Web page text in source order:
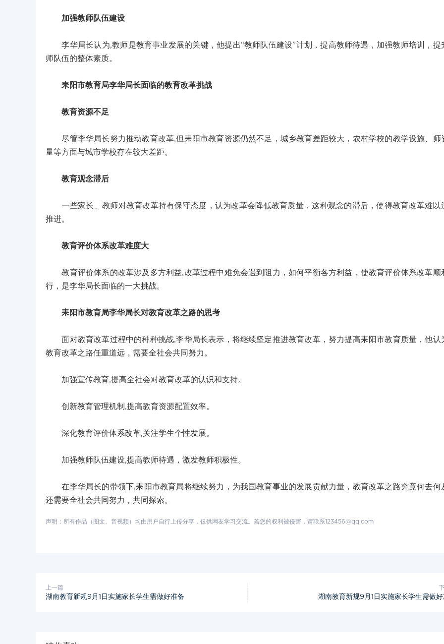
加强教师队伍建设
李华局长认为,教师是教育事业发展的关键，他提出“教师队伍建设”计划，提高教师待遇，加强教师培训，提
师队伍的整体素质。
耒阳市教育局李华局长面临的教育改革挑战
教育资源不足
尽管李华局长努力推动教育改革,但耒阳市教育资源仍然不足，城乡教育差距较大，农村学校的教学设施、师
量等方面与城市学校存在较大差距。
教育观念滞后
一些家长、教师对教育改革持有保守态度，认为改革会降低教育质量，这种观念的滞后，使得教育改革难以
推进。
教育评价体系改革难度大
教育评价体系的改革涉及多方利益,改革过程中难免会遇到阻力，如何平衡各方利益，使教育评价体系改革顺
行，是李华局长面临的一大挑战。
耒阳市教育局李华局长对教育改革之路的思考
面对教育改革过程中的种种挑战,李华局长表示，将继续坚定推进教育改革，努力提高耒阳市教育质量，他认
教育改革之路任重道远，需要全社会共同努力。
加强宣传教育,提高全社会对教育改革的认识和支持。
创新教育管理机制,提高教育资源配置效率。
深化教育评价体系改革,关注学生个性发展。
加强教师队伍建设,提高教师待遇，激发教师积极性。
在李华局长的带领下,耒阳市教育局将继续努力，为我国教育事业的发展贡献力量，教育改革之路究竟何去何
还需要全社会共同努力，共同探索。
声明：所有作品（图文、音视频）均由用户自行上传分享，仅供网友学习交流。若您的权利被侵害，请联系123456@qq.com
上一篇
湖南教育新规9月1日实施家长学生需做好准备 湖南教育新规9月1日实施家长学生需做好